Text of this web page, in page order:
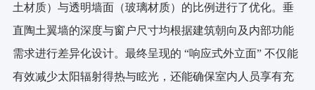
土材质）与透明墙面（玻璃材质）的比例进行了优化。垂
直陶土翼墙的深度与窗户尺寸均根据建筑朝向及内部功能
需求进行差异化设计。最终呈现的 “响应式外立面” 不仅能
有效减少太阳辐射得热与眩光，还能确保室内人员享有充